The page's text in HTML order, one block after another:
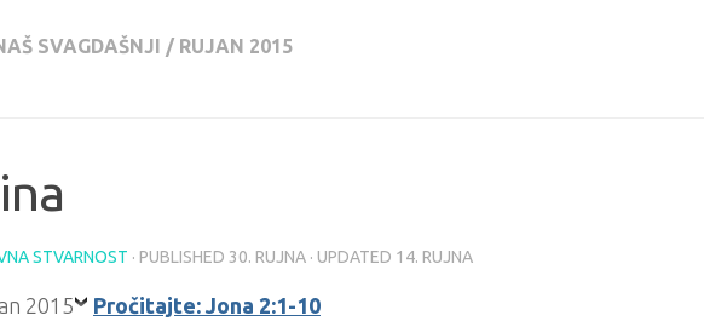
SVAGDAŠNJI / RUJAN 2015
STVARNOST · PUBLISHED 30. RUJNA · UPDATED 14. RUJNA
Pročitajte: Jona 2:1-10